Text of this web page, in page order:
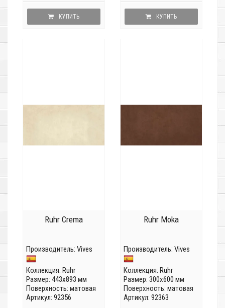
КУПИТЬ КУПИТЬ
Ruhr Crema
Производитель: Vives
Коллекция: Ruhr
Размер: 443x893 мм
Поверхность: матовая
Артикул: 92356
Ruhr Moka
Производитель: Vives
Коллекция: Ruhr
Размер: 300x600 мм
Поверхность: матовая
Артикул: 92363